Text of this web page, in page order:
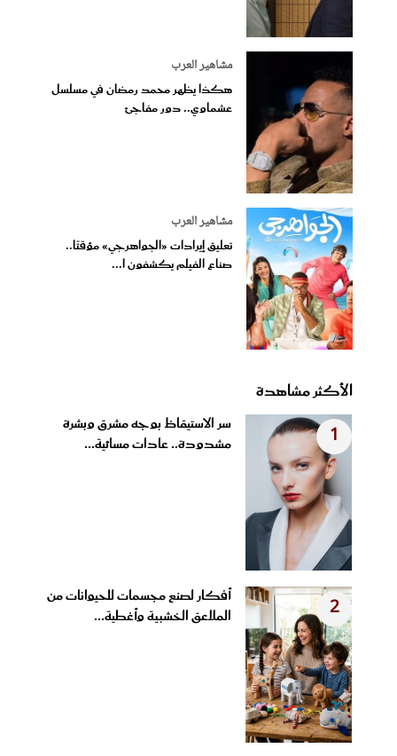
مشاهير العرب
هكذا يظهر محمد رمضان في مسلسل
عشماوي.. دور مفاجئ
مشاهير العرب
تعليق إيرادات «الجواهرجي» مؤقتًا..
صناع الفيلم يكشفون ا...
الأكثر مشاهدة
1
سر الاستيقاظ بوجه مشرق وبشرة
مشدودة.. عادات مسائية...
2
أفكار لصنع مجسمات للحيوانات من
الملاعق الخشبية وأغطية...